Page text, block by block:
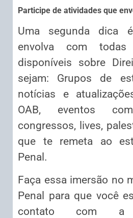
Participe de atividades que
Uma segunda dica
envolva com todas
disponíveis sobre
sejam: Grupos de
notícias e
OAB, eventos
congressos, lives,
que te remeta ao
Penal.
Faça essa imersão no
Penal para que você
contato com a